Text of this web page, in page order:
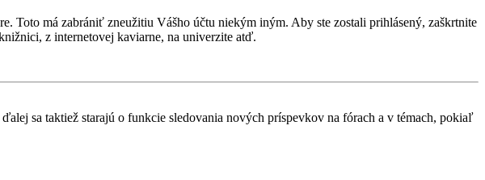
Toto má zabrániť zneužitiu Vášho účtu niekým iným. Aby ste zostali prihlásený, zaškrtnite
z internetovej kaviarne, na univerzite atď.
sa taktiež starajú o funkcie sledovania nových príspevkov na fórach a v témach, pokiaľ